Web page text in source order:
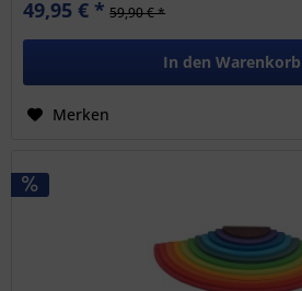
49,95 € * 59,90 € *
In den Warenkorb
Merken